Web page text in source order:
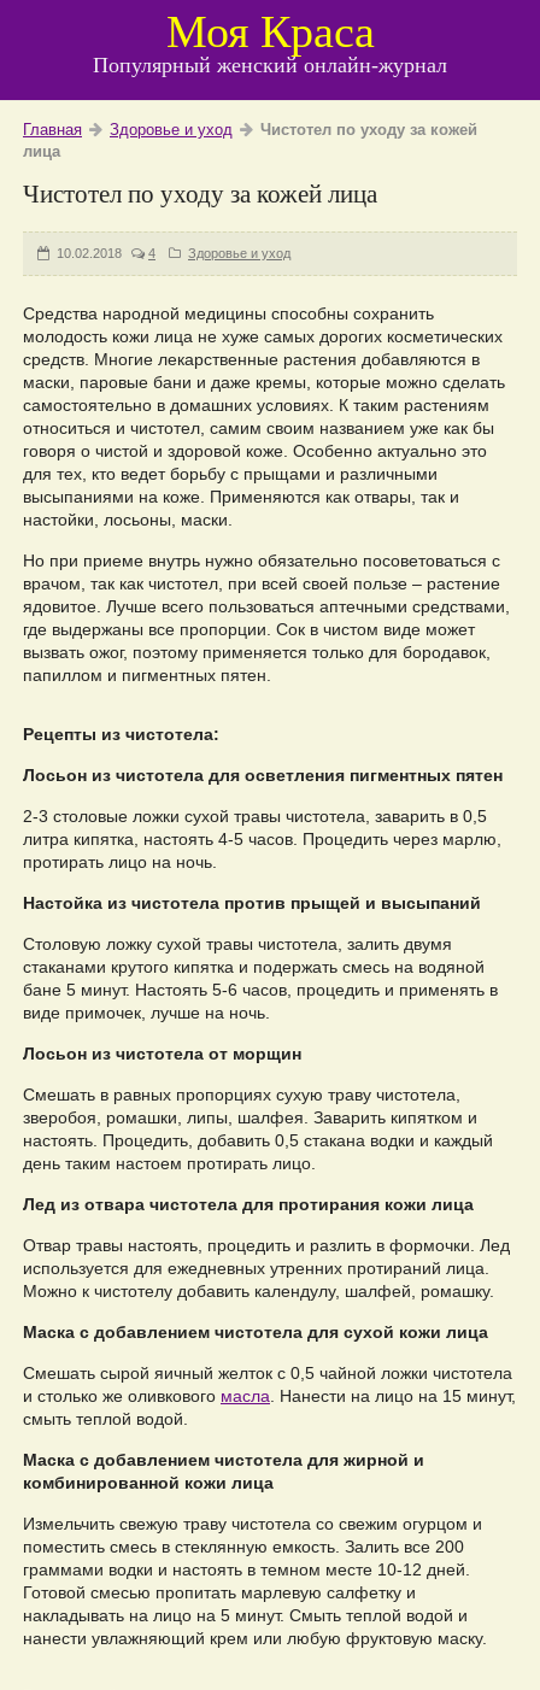
Моя Краса
Популярный женский онлайн-журнал
Главная Здоровье и уход
Чистотел по уходу за кожей
лица
Чистотел по уходу за кожей лица
10.02.2018 4 Здоровье и уход
Средства народной медицины способны сохранить
молодость кожи лица не хуже самых дорогих косметических
средств. Многие лекарственные растения добавляются в
маски, паровые бани и даже кремы, которые можно сделать
самостоятельно в домашних условиях. К таким растениям
относиться и чистотел, самим своим названием уже как бы
говоря о чистой и здоровой коже. Особенно актуально это
для тех, кто ведет борьбу с прыщами и различными
высыпаниями на коже. Применяются как отвары, так и
настойки, лосьоны, маски.
Но при приеме внутрь нужно обязательно посоветоваться с
врачом, так как чистотел, при всей своей пользе – растение
ядовитое. Лучше всего пользоваться аптечными средствами,
где выдержаны все пропорции. Сок в чистом виде может
вызвать ожог, поэтому применяется только для бородавок,
папиллом и пигментных пятен.
Рецепты из чистотела:
Лосьон из чистотела для осветления пигментных пятен
2-3 столовые ложки сухой травы чистотела, заварить в 0,5
литра кипятка, настоять 4-5 часов. Процедить через марлю,
протирать лицо на ночь.
Настойка из чистотела против прыщей и высыпаний
Столовую ложку сухой травы чистотела, залить двумя
стаканами крутого кипятка и подержать смесь на водяной
бане 5 минут. Настоять 5-6 часов, процедить и применять в
виде примочек, лучше на ночь.
Лосьон из чистотела от морщин
Смешать в равных пропорциях сухую траву чистотела,
зверобоя, ромашки, липы, шалфея. Заварить кипятком и
настоять. Процедить, добавить 0,5 стакана водки и каждый
день таким настоем протирать лицо.
Лед из отвара чистотела для протирания кожи лица
Отвар травы настоять, процедить и разлить в формочки. Лед
используется для ежедневных утренних протираний лица.
Можно к чистотелу добавить календулу, шалфей, ромашку.
Маска с добавлением чистотела для сухой кожи лица
Смешать сырой яичный желток с 0,5 чайной ложки чистотела
и столько же оливкового масла . Нанести на лицо на 15 минут,
смыть теплой водой.
Маска с добавлением чистотела для жирной и
комбинированной кожи лица
Измельчить свежую траву чистотела со свежим огурцом и
поместить смесь в стеклянную емкость. Залить все 200
граммами водки и настоять в темном месте 10-12 дней.
Готовой смесью пропитать марлевую салфетку и
накладывать на лицо на 5 минут. Смыть теплой водой и
нанести увлажняющий крем или любую фруктовую маску.